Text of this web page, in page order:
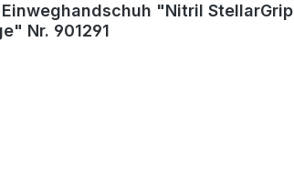
Einweghandschuh "Nitril StellarGrip
Nr. 901291